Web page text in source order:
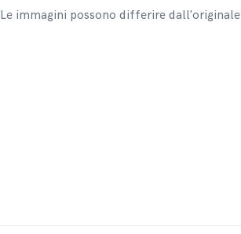
Le immagini possono differire dall'originale